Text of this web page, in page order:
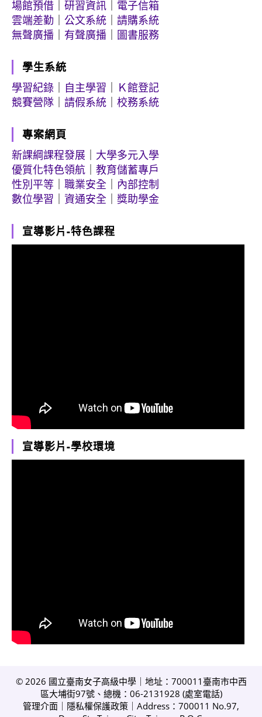
場館預借
研習資訊
電子信箱
雲端差勤
公文系統
請購系統
無聲廣播
有聲廣播 圖書服務
學生系統
學習紀錄
自主學習
Ｋ館登記
競賽營隊
請假系統 校務系統
專案網頁
新課綱課程發展
大學多元入學
優質化特色領航
教育儲蓄專戶
性別平等
職業安全
內部控制
數位學習
資通安全 獎助學金
宣導影片-特色課程
宣導影片-學校環境
© 2026 國立臺南女子高級中學｜地址：700011臺南市中西
區大埔街97號、總機：06-2131928 (處室電話)
管理介面
隱私權保護政策 ｜Address：700011 No.97,